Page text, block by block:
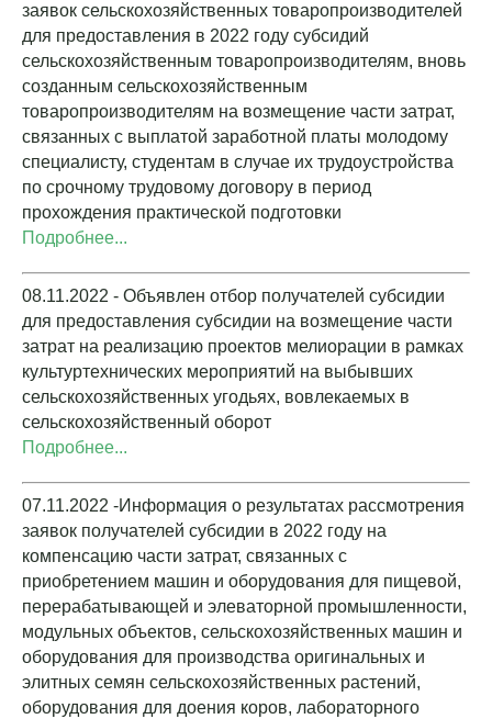
заявок сельскохозяйственных товаропроизводителей
для предоставления в 2022 году субсидий
сельскохозяйственным товаропроизводителям, вновь
созданным сельскохозяйственным
товаропроизводителям на возмещение части затрат,
связанных с выплатой заработной платы молодому
специалисту, студентам в случае их трудоустройства
по срочному трудовому договору в период
прохождения практической подготовки
Подробнее...
08.11.2022 - Объявлен отбор получателей субсидии
для предоставления субсидии на возмещение части
затрат на реализацию проектов мелиорации в рамках
культуртехнических мероприятий на выбывших
сельскохозяйственных угодьях, вовлекаемых в
сельскохозяйственный оборот
Подробнее...
07.11.2022 -Информация о результатах рассмотрения
заявок получателей субсидии в 2022 году на
компенсацию части затрат, связанных с
приобретением машин и оборудования для пищевой,
перерабатывающей и элеваторной промышленности,
модульных объектов, сельскохозяйственных машин и
оборудования для производства оригинальных и
элитных семян сельскохозяйственных растений,
оборудования для доения коров, лабораторного